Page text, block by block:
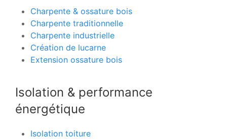
Charpente & ossature bois
Charpente traditionnelle
Charpente industrielle
Création de lucarne
Extension ossature bois
Isolation & performance
énergétique
Isolation toiture